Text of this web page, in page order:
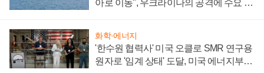
아로 이동", 우크라이나의 공격에 수요 늘
화학·에너지
'한수원 협력사' 미국 오클로 SMR 연구용
원자로 '임계 상태' 도달, 미국 에너지부